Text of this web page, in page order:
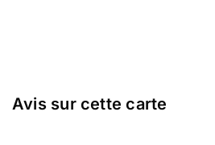
Avis sur cette carte